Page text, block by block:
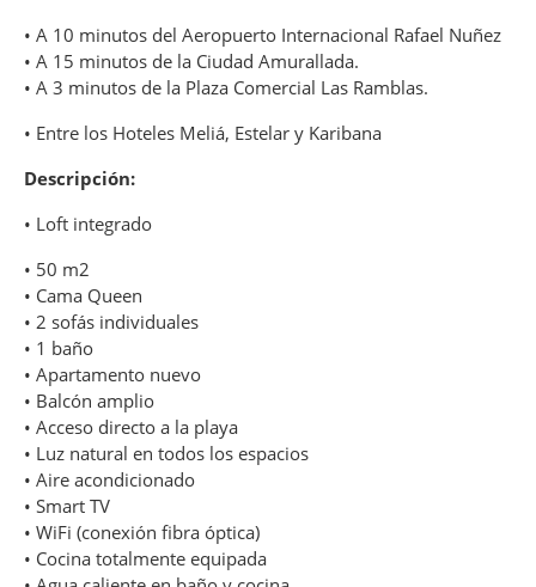
• A 10 minutos del Aeropuerto Internacional Rafael Nuñez
• A 15 minutos de la Ciudad Amurallada.
• A 3 minutos de la Plaza Comercial Las Ramblas.
• Entre los Hoteles Meliá, Estelar y Karibana
Descripción:
• Loft integrado
• 50 m2
• Cama Queen
• 2 sofás individuales
• 1 baño
• Apartamento nuevo
• Balcón amplio
• Acceso directo a la playa
• Luz natural en todos los espacios
• Aire acondicionado
• Smart TV
• WiFi (conexión fibra óptica)
• Cocina totalmente equipada